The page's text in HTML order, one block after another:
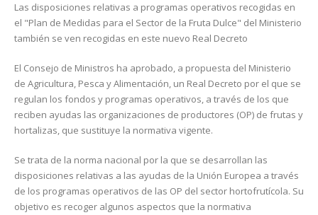
Las disposiciones relativas a programas operativos recogidas en
el "Plan de Medidas para el Sector de la Fruta Dulce" del Ministerio
también se ven recogidas en este nuevo Real Decreto
El Consejo de Ministros ha aprobado, a propuesta del Ministerio
de Agricultura, Pesca y Alimentación, un Real Decreto por el que se
regulan los fondos y programas operativos, a través de los que
reciben ayudas las organizaciones de productores (OP) de frutas y
hortalizas, que sustituye la normativa vigente.
Se trata de la norma nacional por la que se desarrollan las
disposiciones relativas a las ayudas de la Unión Europea a través
de los programas operativos de las OP del sector hortofrutícola. Su
objetivo es recoger algunos aspectos que la normativa